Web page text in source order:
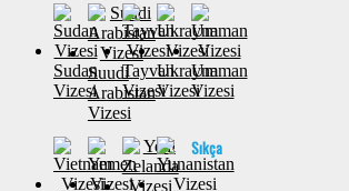
Sudan
Vizesi
Suudi
Arabistan
Vizesi
Tayvan
Vizesi
Ukrayna
Vizesi
Umman
Vizesi
Sıkça